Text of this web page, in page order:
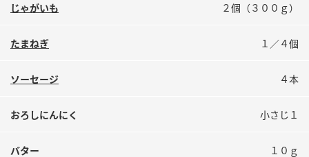
ロングセラー商品 ＋ おすすめレシピ
じゃがいも ２個（３００ｇ）
たまねぎ １／４個
ソーセージ ４本
おろしにんにく 小さじ１
バター １０ｇ